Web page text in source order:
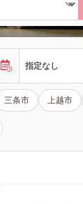
指定なし
三条市 上越市